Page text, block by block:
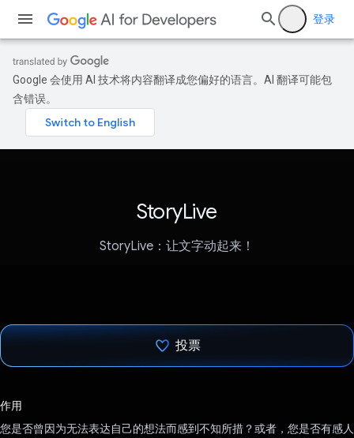
登录
Google 会使用 AI 技术将内容翻译成您偏好的语言。AI 翻译可能包
含错误。
StoryLive
StoryLive：让文字动起来！
投票
作用
您是否曾因为无法表达自己的想法而感到不知所措？或者，您是否有感人